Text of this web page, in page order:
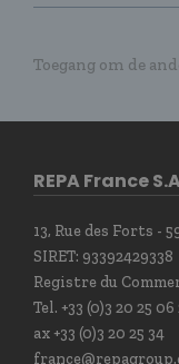
Toegang om de
REPA France
13, Rue des Forts -
SIRET: 93392429338
Registre du
Tel. +33 (0)3 20 25 06
ax +33 (0)3 20 25 34